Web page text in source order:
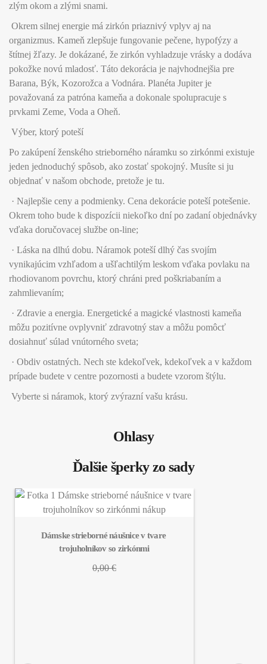
zlým okom a zlými snami.
Okrem silnej energie má zirkón priaznivý vplyv aj na
organizmus. Kameň zlepšuje fungovanie pečene, hypofýzy a
štítnej žľazy. Je dokázané, že zirkón vyhladzuje vrásky a dodáva
pokožke novú mladosť. Táto dekorácia je najvhodnejšia pre
Barana, Býk, Kozorožca a Vodnára. Planéta Jupiter je
považovaná za patróna kameňa a dokonale spolupracuje s
prvkami Zeme, Voda a Oheň.
Výber, ktorý poteší
Po zakúpení ženského strieborného náramku so zirkónmi existuje
jeden jednoduchý spôsob, ako zostať spokojný. Musíte si ju
objednať v našom obchode, pretože je tu.
· Najlepšie ceny a podmienky. Cena dekorácie poteší potešenie.
Okrem toho bude k dispozícii niekoľko dní po zadaní objednávky
vďaka doručovacej službe on-line;
· Láska na dlhú dobu. Náramok poteší dlhý čas svojím
vynikajúcim vzhľadom a ušľachtilým leskom vďaka povlaku na
rhodiovanom povrchu, ktorý chráni pred poškriabaním a
zahmlievaním;
· Zdravie a energia. Energetické a magické vlastnosti kameňa
môžu pozitívne ovplyvniť zdravotný stav a môžu pomôcť
dosiahnuť súlad vnútorného sveta;
· Obdiv ostatných. Nech ste kdekoľvek, kdekoľvek a v každom
prípade budete v centre pozornosti a budete vzorom štýlu.
Vyberte si náramok, ktorý zvýrazní vašu krásu.
Ohlasy
Ďalšie šperky zo sady
Dámske strieborné náušnice v tvare
trojuholníkov so zirkónmi
0,00 €